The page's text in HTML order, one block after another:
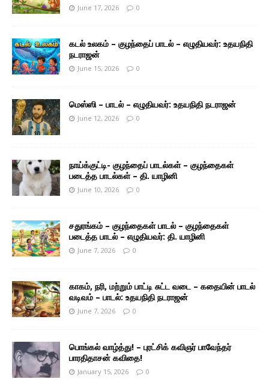
June 17, 2026 0
கடல் உலகம் – குழந்தைப் பாடல் – எழுதியவர்: உதயநிதி
நடராஜன்
June 15, 2026 0
மெஸ்ஸி – பாடல் – எழுதியவர்: உதயநிதி நடராஜன்
June 12, 2026 0
நாய்க்குட்டி- குழந்தைப் பாடல்கள் – குழந்தைகள்
படைத்த பாடல்கள் – தி. யாழினி
June 10, 2026 0
சதுரங்கம் – குழந்தைகள் பாடல் – குழந்தைகள்
படைத்த பாடல் – எழுதியவர்: தி. யாழினி
June 7, 2026 0
காகம், நரி, மற்றும் பாட்டி சுட்ட வடை – கதையின் பாடல்
வடிவம் – பாடல்: உதயநிதி நடராஜன்
June 7, 2026 0
பொங்கல் வாழ்த்து! – புரட்சிக் கவிஞர் பாவேந்தர்
பாரதிதாசன் கவிதை!
January 15, 2026 0